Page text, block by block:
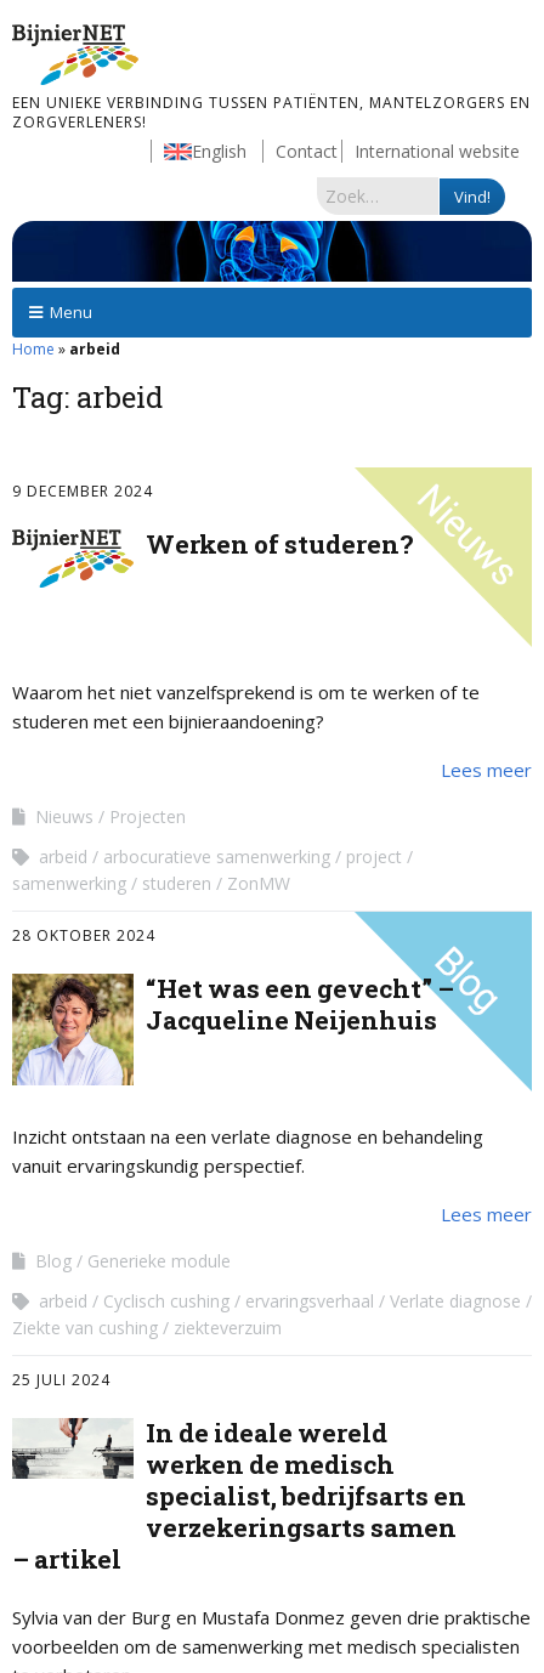
EEN UNIEKE VERBINDING TUSSEN PATIËNTEN, MANTELZORGERS EN
ZORGVERLENERS!
English Contact International website
Menu
Home » arbeid
Tag: arbeid
9 DECEMBER 2024
Werken of studeren?
Waarom het niet vanzelfsprekend is om te werken of te
studeren met een bijnieraandoening?
Lees meer
Nieuws
Projecten
arbeid
arbocuratieve samenwerking
project
samenwerking
studeren ZonMW
28 OKTOBER 2024
“Het was een gevecht” –
Jacqueline Neijenhuis
Inzicht ontstaan na een verlate diagnose en behandeling
vanuit ervaringskundig perspectief.
Lees meer
Blog
Generieke module
arbeid
Cyclisch cushing ervaringsverhaal
Verlate diagnose
Ziekte van cushing
ziekteverzuim
25 JULI 2024
In de ideale wereld
werken de medisch
specialist, bedrijfsarts en
verzekeringsarts samen
– artikel
Sylvia van der Burg en Mustafa Donmez geven drie praktische
voorbeelden om de samenwerking met medisch specialisten